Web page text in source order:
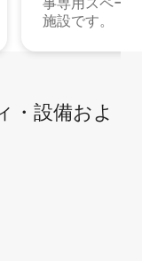
施設です。
・設⁠備⁠およ